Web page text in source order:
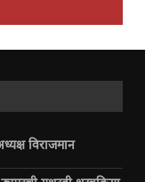
विराजमान